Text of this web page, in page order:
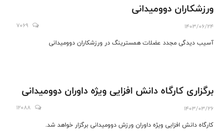
ورزشکاران دوومیدانی
1403/06/24
7069
آسیب دیدگی مجدد عضلات همسترینگ در ورزشکاران دوومیدانی
برگزاری کارگاه دانش افزایی ویژه داوران دوومیدانی
1403/03/26
12088
کارگاه دانش افزایی ویژه داوران ورزش دوومیدانی برگزار خواهد شد.